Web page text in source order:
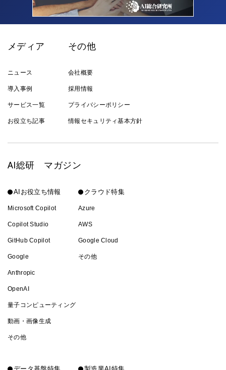
メディア
ニュース
導入事例
サービス一覧
お役立ち記事
その他
会社概要
採用情報
プライバシーポリシー
情報セキュリティ基本方針
AI総研 マガジン
AIお役立ち情報
Microsoft Copilot
Copilot Studio
GitHub Copilot
Google
Anthropic
OpenAI
量子コンピューティング
動画・画像生成
その他
クラウド特集
Azure
AWS
Google Cloud
その他